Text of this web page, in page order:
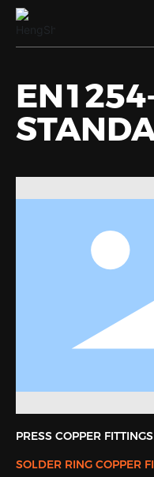
PRESS COPPER
SOLDER RING COPPER